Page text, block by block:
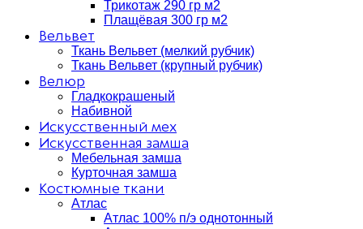
Трикотаж 290 гр м2
Плащёвая 300 гр м2
Вельвет
Ткань Вельвет (мелкий рубчик)
Ткань Вельвет (крупный рубчик)
Велюр
Гладкокрашеный
Набивной
Искусственный мех
Искусственная замша
Мебельная замша
Курточная замша
Костюмные ткани
Атлас
Атлас 100% п/э однотонный